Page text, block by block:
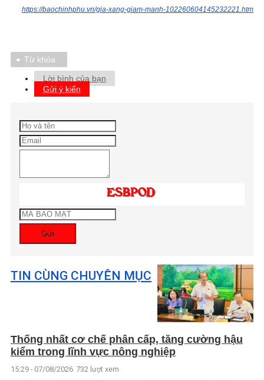
https://baochinhphu.vn/gia-xang-giam-manh-102260604145232221.htm
Từ khóa
Lời bình của bạn
Gửi ý kiến
Gửi
TIN CÙNG CHUYÊN MỤC
Thống nhất cơ chế phân cấp, tăng cường hậu
kiểm trong lĩnh vực nông nghiệp
15:29 - 07/08/2026 732 lượt xem